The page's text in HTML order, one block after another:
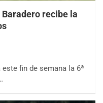
Baradero recibe la
fin de semana la 6ª